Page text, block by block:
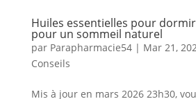
Huiles essentielles pour
pour un sommeil naturel
par Parapharmacie54| Mar 21,
Conseils
Mis à jour en mars 2026 23h30,